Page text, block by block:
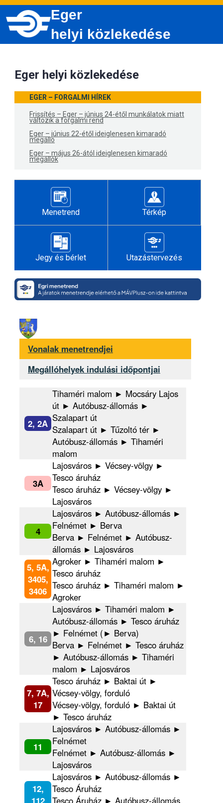
Eger
helyi közlekedése
Eger helyi közlekedése
EGER – FORGALMI HÍREK
Frissítés – Eger – június 24-étől munkálatok miatt
változik a forgalmi rend
Eger – június 22-étől ideiglenesen kimaradó
megálló
Eger – május 26-ától ideiglenesen kimaradó
megállók
Menetrend Térkép
Jegy és bérlet Utazástervezés
Vonalak menetrendjei
Megállóhelyek indulási időpontjai
2, 2A
Tihaméri malom ► Mocsáry Lajos
út ► Autóbusz-állomás ►
Szalapart út
Szalapart út ► Tűzoltó tér ►
Autóbusz-állomás ► Tihaméri
malom
3A
Lajosváros ► Vécsey-völgy ►
Tesco áruház
Tesco áruház ► Vécsey-völgy ►
Lajosváros
4
Lajosváros ► Autóbusz-állomás ►
Felnémet ► Berva
Berva ► Felnémet ► Autóbusz-
állomás ► Lajosváros
5, 5A,
3405,
3406
Agroker ► Tihaméri malom ►
Tesco áruház
Tesco áruház ► Tihaméri malom ►
Agroker
6, 16
Lajosváros ► Tihaméri malom ►
Autóbusz-állomás ► Tesco áruház
► Felnémet (► Berva)
Berva ► Felnémet ► Tesco áruház
► Autóbusz-állomás ► Tihaméri
malom ► Lajosváros
7, 7A,
17
Tesco áruház ► Baktai út ►
Vécsey-völgy, forduló
Vécsey-völgy, forduló ► Baktai út
► Tesco áruház
11
Lajosváros ► Autóbusz-állomás ►
Felnémet
Felnémet ► Autóbusz-állomás ►
Lajosváros
12,
Lajosváros ► Autóbusz-állomás ►
Tesco Áruház